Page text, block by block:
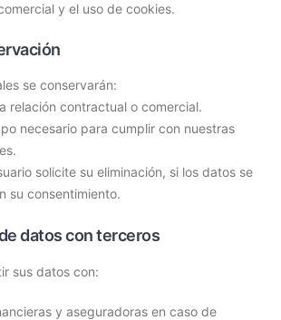
y el uso de cookies.
se conservarán:
relación contractual o comercial.
necesario para cumplir con nuestras
solicite su eliminación, si los datos se
su consentimiento.
datos con terceros
sus datos con:
y aseguradoras en caso de